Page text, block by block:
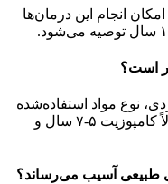
انجام این درمان‌ها
است؟
نوع مواد استفاده‌شده
و تخصص دندانپزشک بستگی دارد. معمولاً کامپوزیت ۵-۷ سال و
طبیعی آسیب می‌رساند؟